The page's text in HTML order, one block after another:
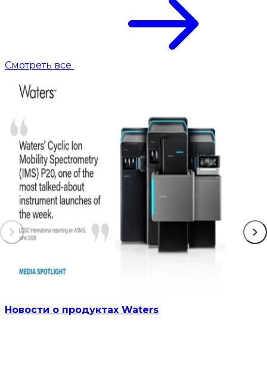
Смотреть все
Новости о продуктах Waters